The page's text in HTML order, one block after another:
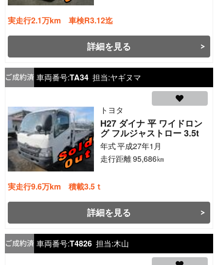
実走行2.1万km 車検R3.12迄
詳細を見る
車両番号:TA34 担当:ヤギヌマ
トヨタ
H27 ダイナ 平 ワイドロン
グ フルジャストロー 3.5t
年式平成27年1月
走行距離95,686㎞
実走行9.6万km 積載3.5ｔ
詳細を見る
車両番号:T4826 担当:木山